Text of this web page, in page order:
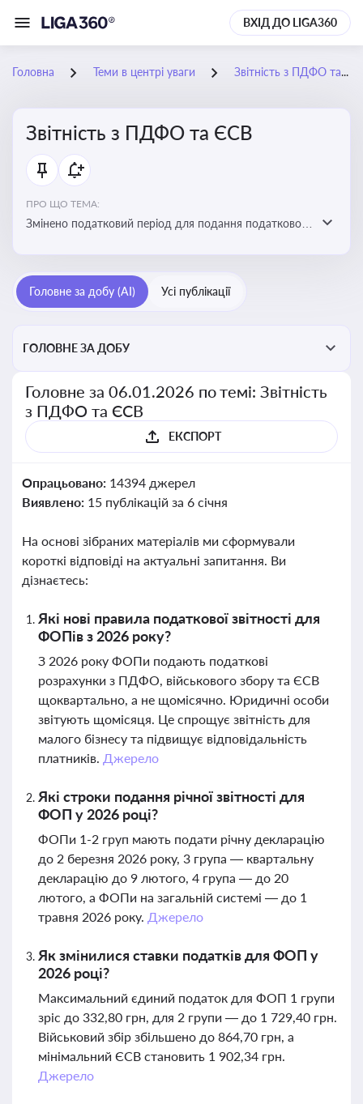
ВХІД ДО LIGA360
Головна Теми в центрі уваги Звітність з ПДФО та ЄСВ
Звітність з ПДФО та ЄСВ
ПРО ЩО ТЕМА:
Змінено податковий період для подання податкового
Головне за добу (AI) Усі публікації
ГОЛОВНЕ ЗА ДОБУ
Головне за 06.01.2026 по темі: Звітність
з ПДФО та ЄСВ
ЕКСПОРТ
Опрацьовано: 14394 джерел
Виявлено: 15 публікацій за 6 січня
На основі зібраних матеріалів ми сформували
короткі відповіді на актуальні запитання. Ви
дізнаєтесь:
Які нові правила податкової звітності для
ФОПів з 2026 року?
З 2026 року ФОПи подають податкові
розрахунки з ПДФО, військового збору та ЄСВ
щоквартально, а не щомісячно. Юридичні особи
звітують щомісяця. Це спрощує звітність для
малого бізнесу та підвищує відповідальність
платників. Джерело
Які строки подання річної звітності для
ФОП у 2026 році?
ФОПи 1-2 груп мають подати річну декларацію
до 2 березня 2026 року, 3 група — квартальну
декларацію до 9 лютого, 4 група — до 20
лютого, а ФОПи на загальній системі — до 1
травня 2026 року. Джерело
Як змінилися ставки податків для ФОП у
2026 році?
Максимальний єдиний податок для ФОП 1 групи
зріс до 332,80 грн, для 2 групи — до 1 729,40 грн.
Військовий збір збільшено до 864,70 грн, а
мінімальний ЄСВ становить 1 902,34 грн.
Джерело